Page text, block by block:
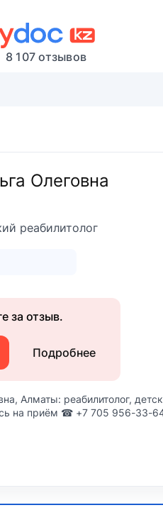
8 107 отзывов
Олеговна
реабилитолог
за отзыв.
Подробнее
Алматы: реабилитолог,
на приём ☎ +7 705 956-33-